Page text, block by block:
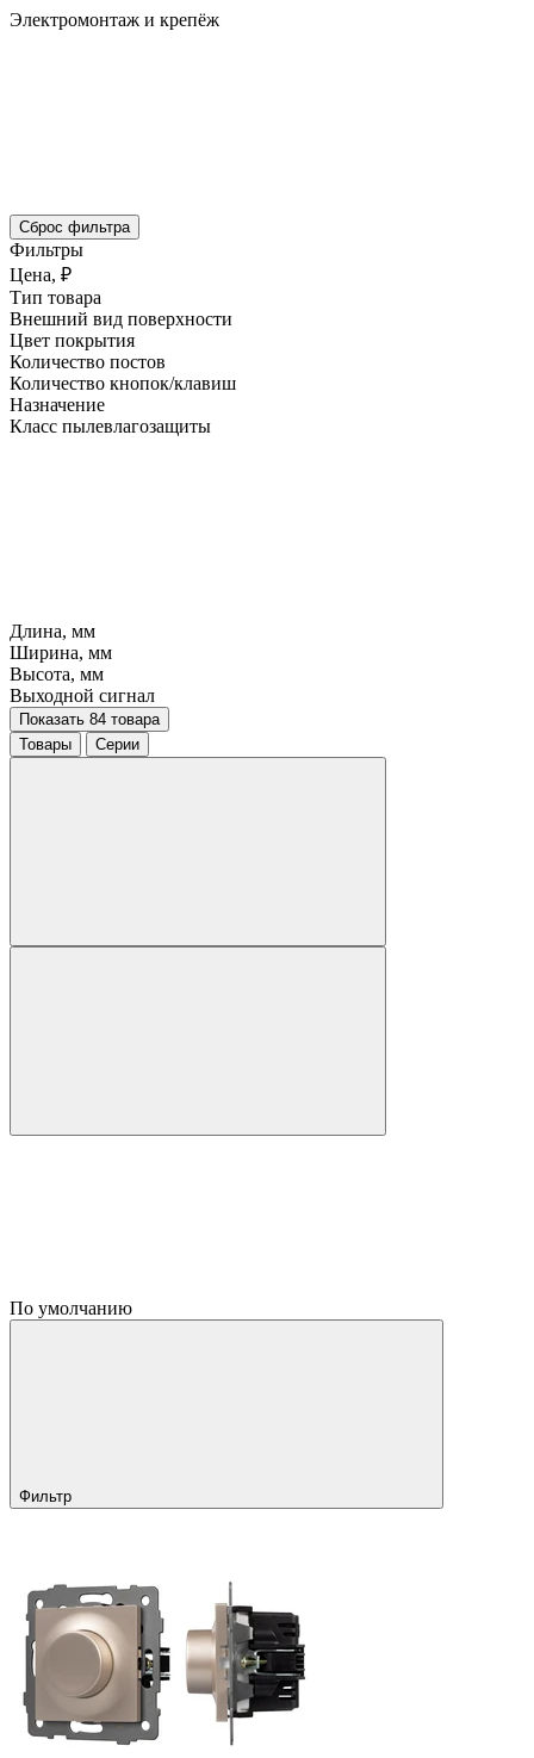
Электромонтаж и крепёж
Сброс фильтра
Фильтры
Цена, ₽
Тип товара
Внешний вид поверхности
Цвет покрытия
Количество постов
Количество кнопок/клавиш
Назначение
Класс пылевлагозащиты
Длина, мм
Ширина, мм
Высота, мм
Выходной сигнал
Показать 84 товара
Товары
Серии
По умолчанию
Фильтр